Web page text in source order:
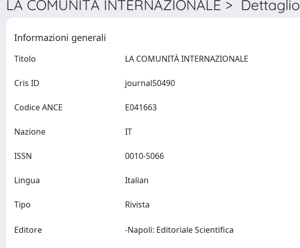
LA COMUNITÀ INTERNAZIONALE > Dettaglio
Informazioni generali
Titolo
Cris ID
Codice ANCE
Nazione
ISSN
Lingua
Tipo Rivista
Editore -Napoli: Editoriale Scientifica